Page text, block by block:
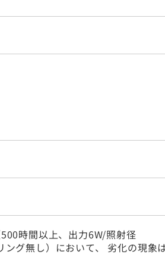
時間以上、出力6W/照射径
グ無し）において、 劣化の現象